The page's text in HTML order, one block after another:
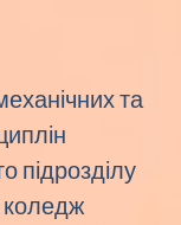
та
підрозділу
коледж